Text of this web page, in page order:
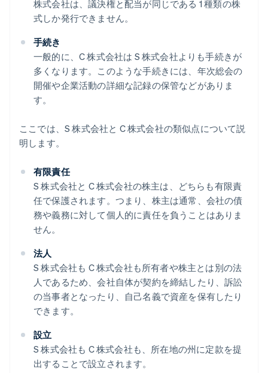
株式会社は、議決権と配当が同じである 1 種類の株
式しか発行できません。
手続き
一般的に、C 株式会社は S 株式会社よりも手続きが
多くなります。このような手続きには、年次総会の
開催や企業活動の詳細な記録の保管などがありま
す。
ここでは、S 株式会社と C 株式会社の類似点について説
明します。
有限責任
S 株式会社と C 株式会社の株主は、どちらも有限責
任で保護されます。つまり、株主は通常、会社の債
務や義務に対して個人的に責任を負うことはありま
せん。
法人
S 株式会社も C 株式会社も所有者や株主とは別の法
人であるため、会社自体が契約を締結したり、訴訟
の当事者となったり、自己名義で資産を保有したり
できます。
設立
S 株式会社も C 株式会社も、所在地の州に定款を提
出することで設立されます。